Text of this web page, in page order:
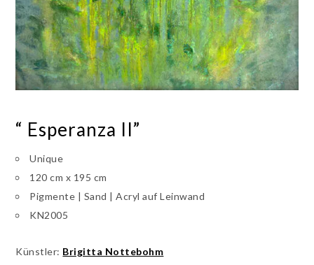
“ Esperanza II”
Unique
120 cm x 195 cm
Pigmente | Sand | Acryl auf Leinwand
KN2005
Künstler: Brigitta Nottebohm